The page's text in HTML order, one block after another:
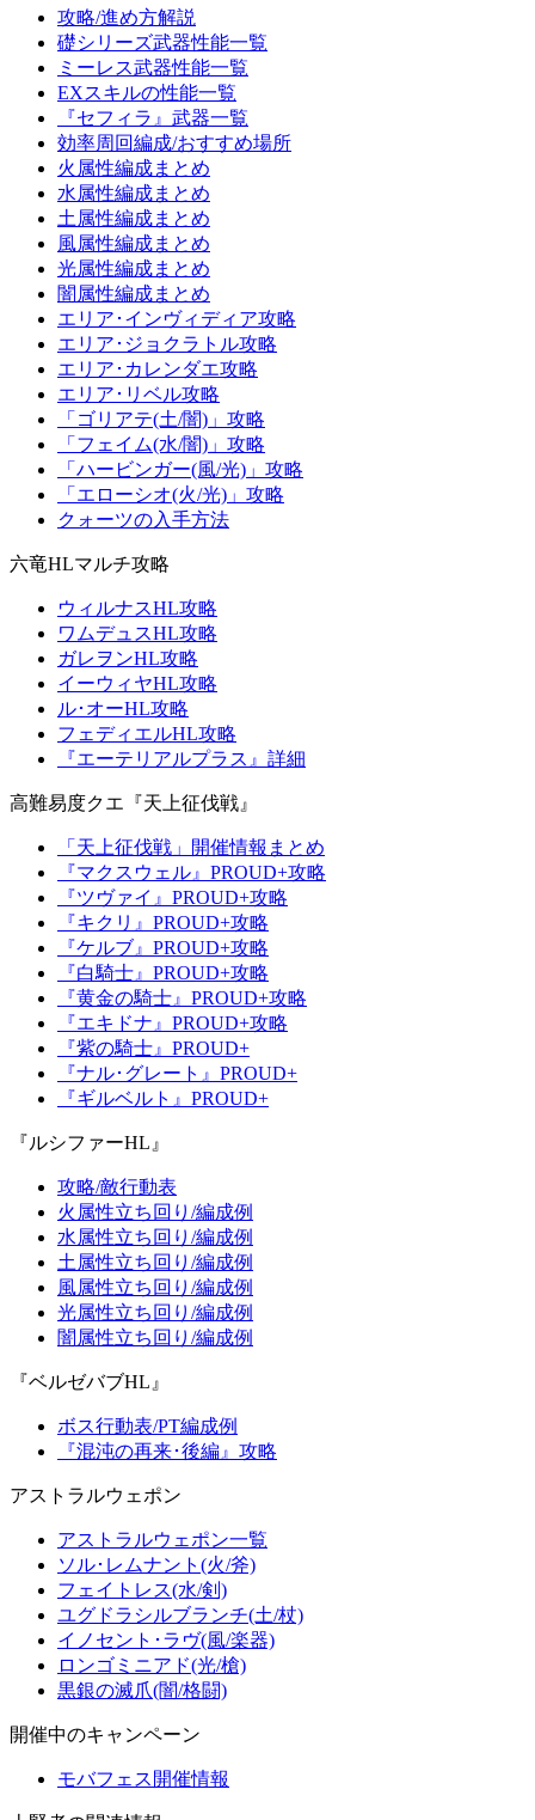
攻略/進め方解説
礎シリーズ武器性能一覧
ミーレス武器性能一覧
EXスキルの性能一覧
『セフィラ』武器一覧
効率周回編成/おすすめ場所
火属性編成まとめ
水属性編成まとめ
土属性編成まとめ
風属性編成まとめ
光属性編成まとめ
闇属性編成まとめ
エリア･インヴィディア攻略
エリア･ジョクラトル攻略
エリア･カレンダエ攻略
エリア･リベル攻略
「ゴリアテ(土/闇)」攻略
「フェイム(水/闇)」攻略
「ハービンガー(風/光)」攻略
「エローシオ(火/光)」攻略
クォーツの入手方法
六竜HLマルチ攻略
ウィルナスHL攻略
ワムデュスHL攻略
ガレヲンHL攻略
イーウィヤHL攻略
ル･オーHL攻略
フェディエルHL攻略
『エーテリアルプラス』詳細
高難易度クエ『天上征伐戦』
「天上征伐戦」開催情報まとめ
『マクスウェル』PROUD+攻略
『ツヴァイ』PROUD+攻略
『キクリ』PROUD+攻略
『ケルブ』PROUD+攻略
『白騎士』PROUD+攻略
『黄金の騎士』PROUD+攻略
『エキドナ』PROUD+攻略
『紫の騎士』PROUD+
『ナル･グレート』PROUD+
『ギルベルト』PROUD+
『ルシファーHL』
攻略/敵行動表
火属性立ち回り/編成例
水属性立ち回り/編成例
土属性立ち回り/編成例
風属性立ち回り/編成例
光属性立ち回り/編成例
闇属性立ち回り/編成例
『ベルゼバブHL』
ボス行動表/PT編成例
『混沌の再来･後編』攻略
アストラルウェポン
アストラルウェポン一覧
ソル･レムナント(火/斧)
フェイトレス(水/剣)
ユグドラシルブランチ(土/杖)
イノセント･ラヴ(風/楽器)
ロンゴミニアド(光/槍)
黒銀の滅爪(闇/格闘)
開催中のキャンペーン
モバフェス開催情報